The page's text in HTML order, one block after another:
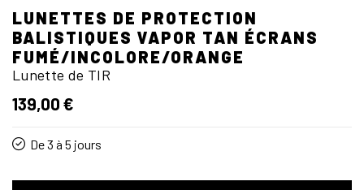
LUNETTES DE PROTECTION
BALISTIQUES VAPOR TAN ÉCRANS
FUMÉ/INCOLORE/ORANGE
Lunette de TIR
139,00 €
De 3 à 5 jours